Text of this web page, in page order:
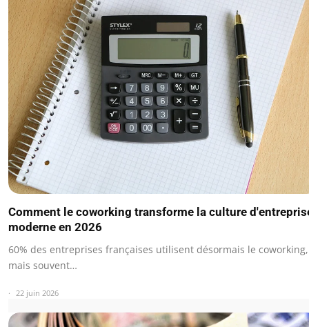
Comment le coworking transforme la culture
moderne en 2026
60% des entreprises françaises utilisent désormais le coworking,
mais souvent…
22 juin 2026